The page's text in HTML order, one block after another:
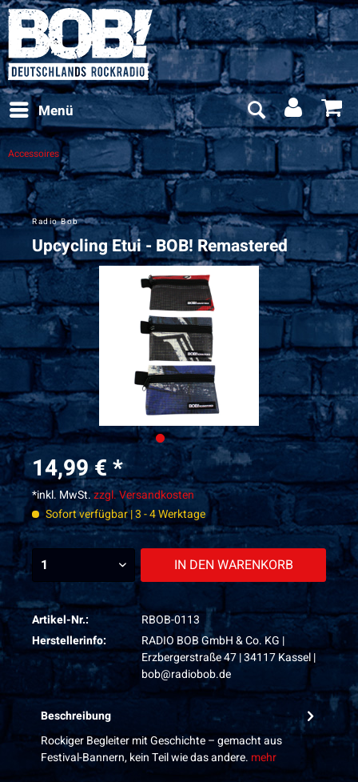
Menü
Accessoires
Radio Bob
Upcycling Etui - BOB! Remastered
14,99 € *
*inkl. MwSt.zzgl. Versandkosten
Sofort verfügbar | 3 - 4 Werktage
IN DEN WARENKORB
Artikel-Nr.:
RBOB-0113
Herstellerinfo:
RADIO BOB GmbH & Co. KG |
Erzbergerstraße 47 | 34117 Kassel |
bob@radiobob.de
Beschreibung
Rockiger Begleiter mit Geschichte – gemacht aus
Festival-Bannern, kein Teil wie das andere. mehr